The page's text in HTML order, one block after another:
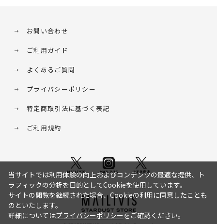
お問い合わせ
ご利用ガイド
よくあるご質問
プライバシーポリシー
特定商取引法に基づく表記
ご利用規約
当サイトでは利用体験の向上およびコンテンツの最適な提供、ト
ラフィックの分析を目的としてCookieを使用しています。
サイトの閲覧を継続された場合、Cookieの利用に同意したことも
のといたします。
詳細についてはプライバシーポリシーをご確認ください。